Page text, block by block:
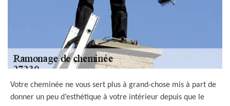
Votre cheminée ne vous sert plus à grand-chose mis à part de
donner un peu d’esthétique à votre intérieur depuis que le